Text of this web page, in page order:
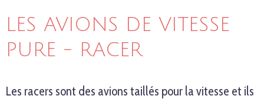
LES AVIONS DE VITESSE
PURE - RACER
Les racers sont des avions taillés pour la vitesse et ils